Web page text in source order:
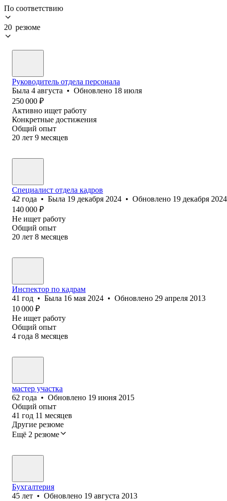
По соответствию
20 резюме
Руководитель отдела персонала
Была 4 августа • Обновлено 18 июля
250 000 ₽
Активно ищет работу
Конкретные достижения
Общий опыт
20 лет 9 месяцев
Специалист отдела кадров
42 года • Была 19 декабря 2024 • Обновлено 19 декабря 2024
140 000 ₽
Не ищет работу
Общий опыт
20 лет 8 месяцев
Инспектор по кадрам
41 год • Была 16 мая 2024 • Обновлено 29 апреля 2013
10 000 ₽
Не ищет работу
Общий опыт
4 года 8 месяцев
мастер участка
62 года • Обновлено 19 июня 2015
Общий опыт
41 год 11 месяцев
Другие резюме
Ещё 2 резюме
Бухгалтерия
45 лет • Обновлено 19 августа 2013